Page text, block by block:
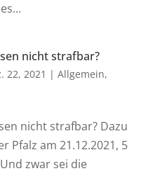
nicht strafbar?
22, 2021 | Allgemein,
nicht strafbar? Dazu
Pfalz am 21.12.2021, 5
zwar sei die